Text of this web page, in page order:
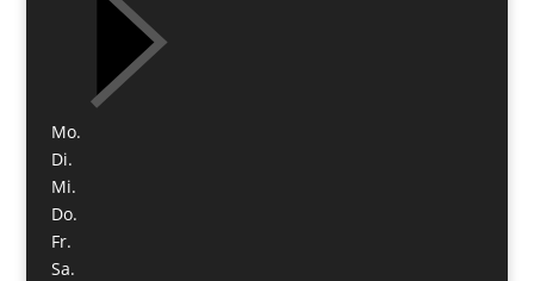
Mo.
Di.
Mi.
Do.
Fr.
Sa.